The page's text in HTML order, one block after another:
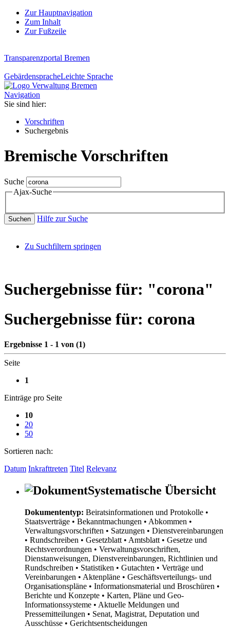
Zur Hauptnavigation
Zum Inhalt
Zur Fußzeile
Transparenzportal Bremen
GebärdenspracheLeichte Sprache
Navigation
Sie sind hier:
Vorschriften
Suchergebnis
Bremische Vorschriften
Suche
Ajax-Suche
Suchen Hilfe zur Suche
Zu Suchfiltern springen
Suchergebnisse für: "corona"
Suchergebnisse für: corona
Ergebnisse 1 - 1 von (1)
Seite
1
Einträge pro Seite
10
20
50
Sortieren nach:
Datum Inkrafttreten Titel Relevanz
Systematische Übersicht
Dokumententyp: Beiratsinformationen und Protokolle •
Staatsverträge • Bekanntmachungen • Abkommen •
Verwaltungsvorschriften • Satzungen • Dienstvereinbarungen
• Rundschreiben • Gesetzblatt • Amtsblatt • Gesetze und
Rechtsverordnungen • Verwaltungsvorschriften,
Dienstanweisungen, Dienstvereinbarungen, Richtlinien und
Rundschreiben • Statistiken • Gutachten • Verträge und
Vereinbarungen • Aktenpläne • Geschäftsverteilungs- und
Organisationspläne • Informationsmaterial und Broschüren •
Berichte und Konzepte • Karten, Pläne und Geo-
Informationssysteme • Aktuelle Meldungen und
Pressemitteilungen • Senat, Magistrat, Deputation und
Ausschüsse • Gerichtsentscheidungen